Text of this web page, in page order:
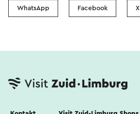
WhatsApp Facebook X